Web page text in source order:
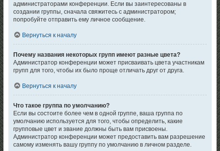
администраторами конференции. Если вы заинтересованы в
создании группы, сначала свяжитесь с администратором;
попробуйте отправить ему личное сообщение.
Вернуться к началу
Почему названия некоторых групп имеют разные цвета?
Администратор конференции может присваивать цвета участникам
групп для того, чтобы их было проще отличать друг от друга.
Вернуться к началу
Что такое группа по умолчанию?
Если вы состоите более чем в одной группе, ваша группа по
умолчанию используется для того, чтобы определить, какие
групповые цвет и звание должны быть вам присвоены.
Администратор конференции может предоставить вам разрешение
самому изменять вашу группу по умолчанию в личном разделе.